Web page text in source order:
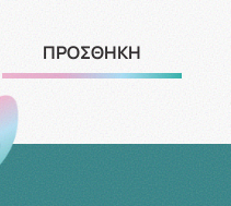
ΠΡΟΣΘΗΚΗ